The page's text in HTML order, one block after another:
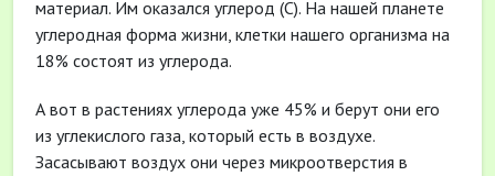
материал. Им оказался углерод (С). На нашей планете
углеродная форма жизни, клетки нашего организма на
18% состоят из углерода.
А вот в растениях углерода уже 45% и берут они его
из углекислого газа, который есть в воздухе.
Засасывают воздух они через микроотверстия в